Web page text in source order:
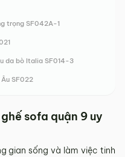
trọng SF042A-1
da bò Italia SF014-3
SF022
sofa quận 9 uy
gian sống và làm việc tinh